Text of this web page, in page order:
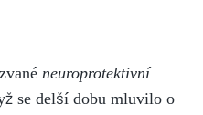
neuroprotektivní
se delší dobu mluvilo o